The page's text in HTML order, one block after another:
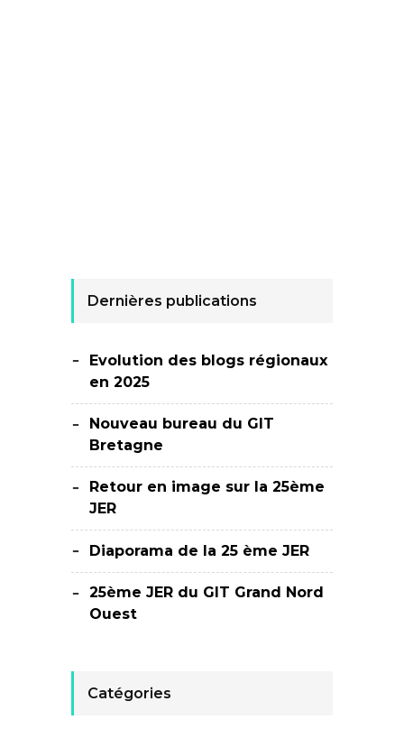
Dernières publications
Evolution des blogs régionaux
en 2025
Nouveau bureau du GIT
Bretagne
Retour en image sur la 25ème
JER
Diaporama de la 25 ème JER
25ème JER du GIT Grand Nord
Ouest
Catégories